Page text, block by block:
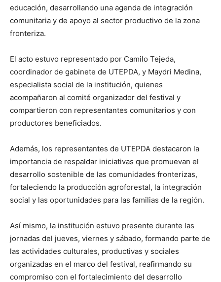
educación, desarrollando una agenda de integración
comunitaria y de apoyo al sector productivo de la zona
fronteriza.
El acto estuvo representado por Camilo Tejeda,
coordinador de gabinete de UTEPDA, y Maydri Medina,
especialista social de la institución, quienes
acompañaron al comité organizador del festival y
compartieron con representantes comunitarios y con
productores beneficiados.
Además, los representantes de UTEPDA destacaron la
importancia de respaldar iniciativas que promuevan el
desarrollo sostenible de las comunidades fronterizas,
fortaleciendo la producción agroforestal, la integración
social y las oportunidades para las familias de la región.
Así mismo, la institución estuvo presente durante las
jornadas del jueves, viernes y sábado, formando parte de
las actividades culturales, productivas y sociales
organizadas en el marco del festival, reafirmando su
compromiso con el fortalecimiento del desarrollo